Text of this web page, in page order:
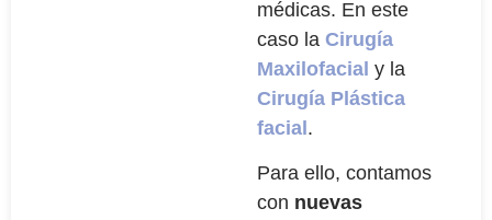
médicas. En este
caso la Cirugía
Maxilofacial y la
Cirugía Plástica
facial .
Para ello, contamos
con nuevas